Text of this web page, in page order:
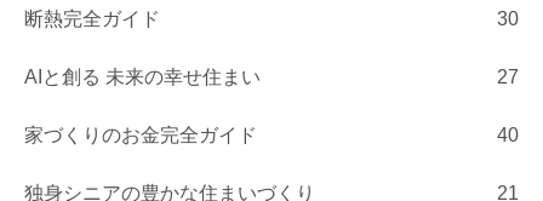
断熱完全ガイド 30
AIと創る 未来の幸せ住まい 27
家づくりのお金完全ガイド 40
独身シニアの豊かな住まいづくり 21